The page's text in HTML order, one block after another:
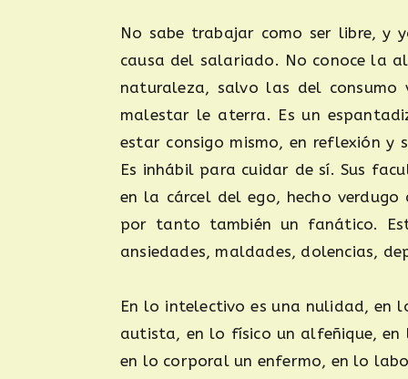
No sabe trabajar como ser libre, y
causa del salariado. No conoce la
naturaleza, salvo las del
malestar le aterra. Es un
estar consigo mismo, en reflexión y
Es inhábil para cuidar de sí. Sus
en la cárcel del ego, hecho
por tanto también un fanático.
ansiedades, maldades, dolencias,
En lo intelectivo es una nulidad, en
autista, en lo físico un alfeñique,
en lo corporal un enfermo, en lo